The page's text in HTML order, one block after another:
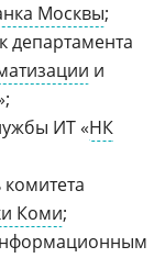
Москвы;
департамента
и
ИТ «НК
комитета
Коми;